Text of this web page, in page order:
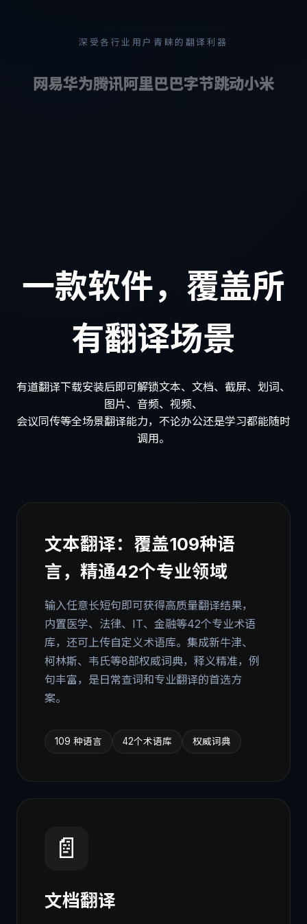
深受各行业用户青睐的翻译利器
网易华为腾讯阿里巴巴字节跳动小米
一款软件，覆盖所
有翻译场景
有道翻译下载安装后即可解锁文本、文档、截屏、划词、
图片、音频、视频、
会议同传等全场景翻译能力，不论办公还是学习都能随时
调用。
文本翻译：覆盖109种语
言，精通42个专业领域
输入任意长短句即可获得高质量翻译结果，
内置医学、法律、IT、金融等42个专业术语
库，还可上传自定义术语库。集成新牛津、
柯林斯、韦氏等8部权威词典，释义精准，例
句丰富，是日常查词和专业翻译的首选方
案。
109 种语言 42个术语库 权威词典
📄
文档翻译